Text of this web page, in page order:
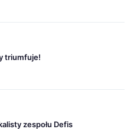
triumfuje!
zespołu Defis